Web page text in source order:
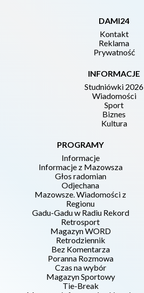
DAMI24
Kontakt
Reklama
Prywatność
INFORMACJE
Studniówki 2026
Wiadomości
Sport
Biznes
Kultura
PROGRAMY
Informacje
Informacje z Mazowsza
Głos radomian
Odjechana
Mazowsze. Wiadomości z
Regionu
Gadu-Gadu w Radiu Rekord
Retrosport
Magazyn WORD
Retrodziennik
Bez Komentarza
Poranna Rozmowa
Czas na wybór
Magazyn Sportowy
Tie-Break